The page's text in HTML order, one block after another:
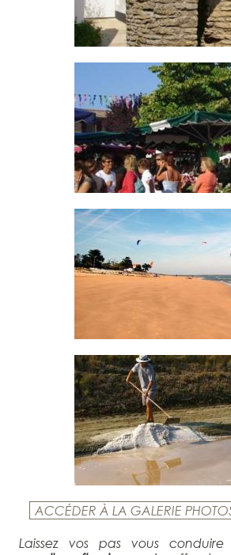
ACCÉDER À LA GALERIE
Laissez vos pas vous